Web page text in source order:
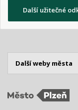
Další užitečné